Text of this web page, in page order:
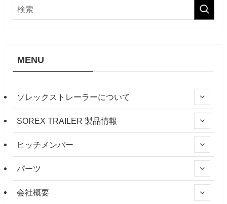
MENU
ソレックストレーラーについて
SOREX TRAILER 製品情報
ヒッチメンバー
パーツ
会社概要